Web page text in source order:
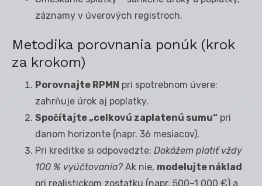
záznamy v úverových registroch.
Metodika porovnania ponúk (krok
za krokom)
Porovnajte RPMN pri spotrebnom úvere;
zahrňuje úrok aj poplatky.
Spočítajte „celkovú zaplatenú sumu“ pri
danom horizonte (napr. 36 mesiacov).
Pri kreditke si odpovedzte: Dokážem platiť vždy
100 % vyúčtovania? Ak nie, modelujte náklad
pri realistickom zostatku (napr. 500–1 000 €) a